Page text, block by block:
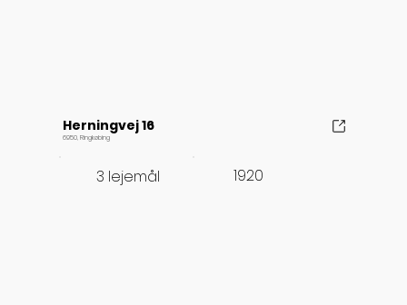
Herningvej 16
6950, Ringkøbing
3 lejemål 1920